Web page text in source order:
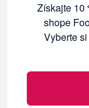
Získajte 10
shope
Vyberte